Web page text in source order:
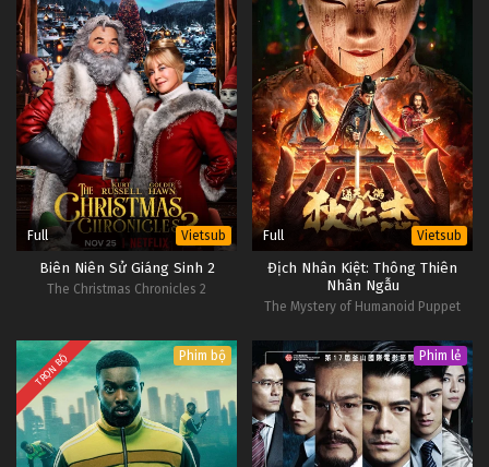
Full Vietsub
Biên Niên Sử Giáng Sinh 2
The Christmas Chronicles 2
Full Vietsub
Địch Nhân Kiệt: Thông Thiên
Nhân Ngẫu
The Mystery of Humanoid Puppet
TRỌN BỘ Phim bộ Phim lẻ